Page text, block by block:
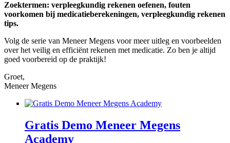
Zoektermen: verpleegkundig rekenen oefenen, fouten
voorkomen bij medicatieberekeningen, verpleegkundig rekenen
tips.
Volg de serie van Meneer Megens voor meer uitleg en voorbeelden
over het veilig en efficiënt rekenen met medicatie. Zo ben je altijd
goed voorbereid op de praktijk!
Groet,
Meneer Megens
Gratis Demo Meneer Megens
Academy